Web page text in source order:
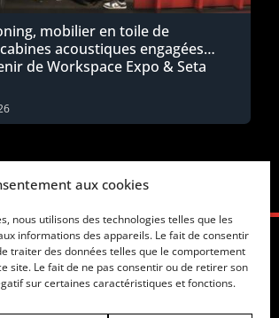
aux cookies
nous utilisons des technologies telles que les
informations des appareils. Le fait de consentir
traiter des données telles que le comportement
site. Le fait de ne pas consentir ou de retirer son
sur certaines caractéristiques et fonctions.
mobilier en toile de
acoustiques engagées…
de Workspace Expo & Seta